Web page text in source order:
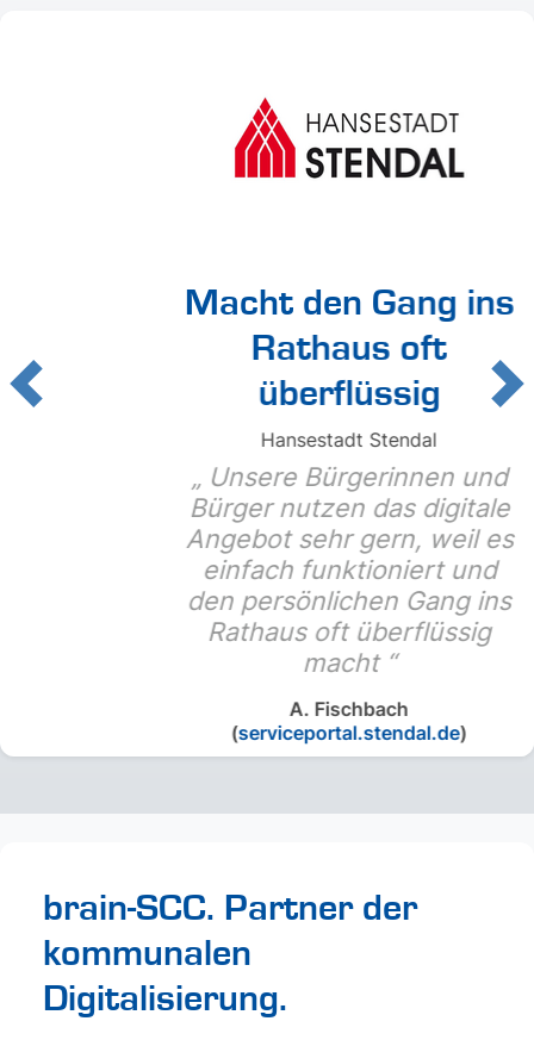
Macht den Gang ins
Rathaus oft
überflüssig
Hansestadt Stendal
Unsere Bürgerinnen und
Bürger nutzen das digitale
Angebot sehr gern, weil es
einfach funktioniert und
den persönlichen Gang ins
Rathaus oft überflüssig
macht
A. Fischbach
serviceportal.stendal.de)
Previous
brain-SCC. Partner der
kommunalen
Digitalisierung.